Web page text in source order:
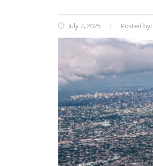
July 2, 2025 Posted by: